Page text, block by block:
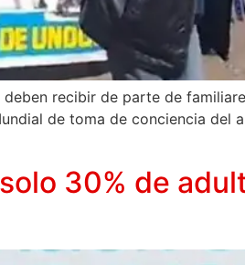
recibir de parte de
de toma de conciencia del
30% de